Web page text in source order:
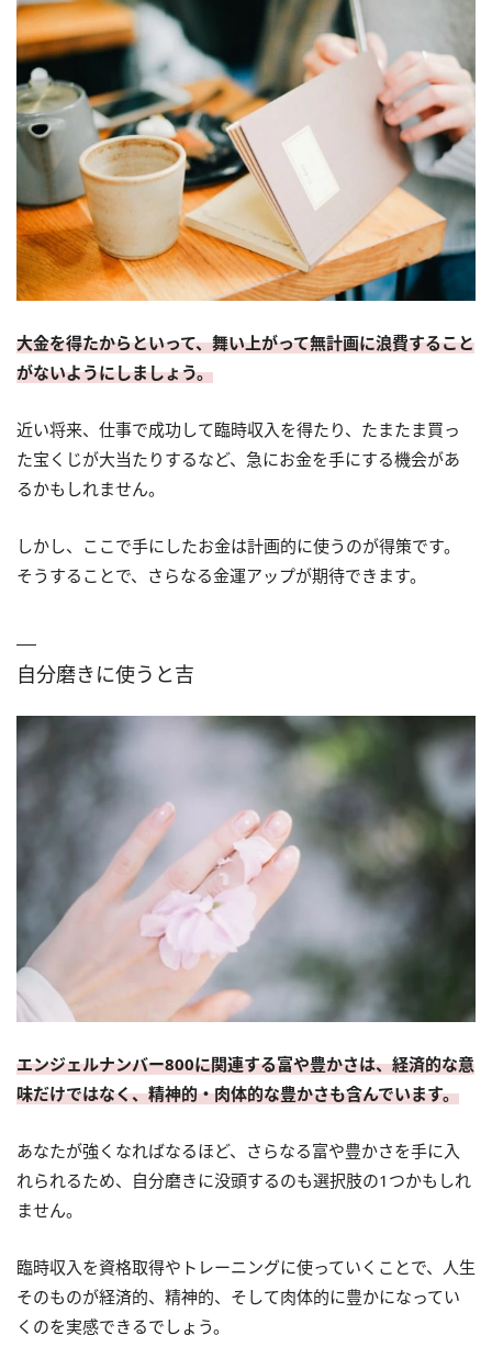
大金を得たからといって、舞い上がって無計画に浪費すること
がないようにしましょう。
近い将来、仕事で成功して臨時収入を得たり、たまたま買っ
た宝くじが大当たりするなど、急にお金を手にする機会があ
るかもしれません。
しかし、ここで手にしたお金は計画的に使うのが得策です。
そうすることで、さらなる金運アップが期待できます。
自分磨きに使うと吉
エンジェルナンバー800に関連する富や豊かさは、経済的な意
味だけではなく、精神的・肉体的な豊かさも含んでいます。
あなたが強くなればなるほど、さらなる富や豊かさを手に入
れられるため、自分磨きに没頭するのも選択肢の1つかもしれ
ません。
臨時収入を資格取得やトレーニングに使っていくことで、人生
そのものが経済的、精神的、そして肉体的に豊かになってい
くのを実感できるでしょう。